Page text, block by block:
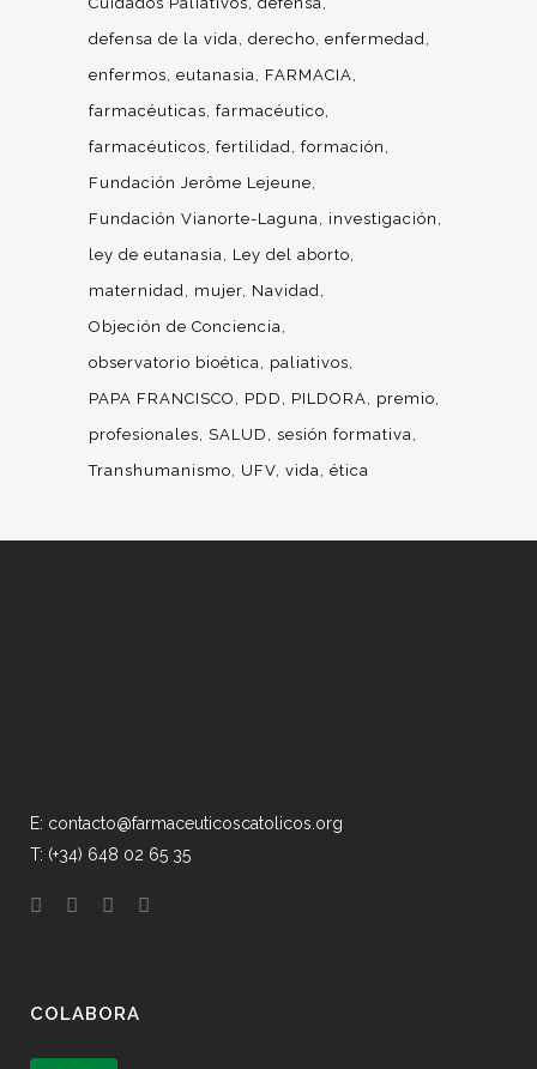
defensa de la vida derecho enfermedad
enfermos eutanasia
FARMACIA
farmacéuticas farmacéutico
farmacéuticos fertilidad formación
Fundación Jerôme Lejeune
Fundación Vianorte-Laguna
investigación
ley de eutanasia
Ley del aborto
maternidad
mujer Navidad
Objeción de Conciencia
observatorio bioética
paliativos
PAPA FRANCISCO
PDD PILDORA
premio
profesionales
SALUD
sesión formativa
Transhumanismo
UFV vida ética
E: contacto@farmaceuticoscatolicos.org
T: (+34) 648 02 65 35
COLABORA